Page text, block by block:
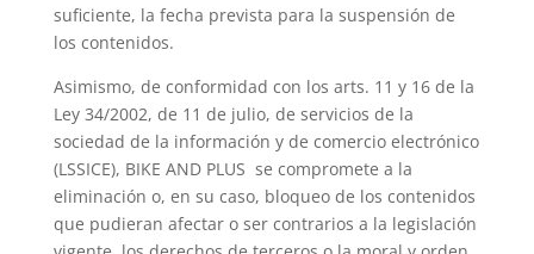
suficiente, la fecha prevista para la suspensión de
los contenidos.
Asimismo, de conformidad con los arts. 11 y 16 de la
Ley 34/2002, de 11 de julio, de servicios de la
sociedad de la información y de comercio electrónico
(LSSICE), BIKE AND PLUS se compromete a la
eliminación o, en su caso, bloqueo de los contenidos
que pudieran afectar o ser contrarios a la legislación